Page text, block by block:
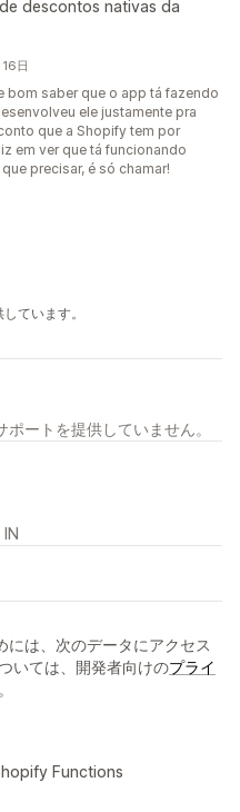
descontos nativas da
日
saber que o app tá fazendo
ele justamente pra
que a Shopify tem por
em ver que tá funcionando
precisar, é só chamar!
ています。
ートを提供していません。
には、次のデータにアクセス
いては、開発者向けのプライ
Functions